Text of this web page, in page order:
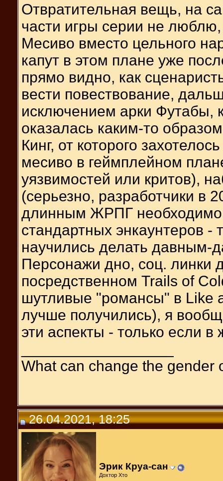
Отвратительная вещь, на
части игры серии не
Месиво вместо цельного
капут в этом плане уже
прямо видно, как
вести повествование,
исключением арки Футабы,
оказалась каким-то
Кинг, от которого
месиво в геймплейном
уязвимостей или критов),
(серьезно, разработчики в
длинным ЖРПГ
стандартных энкаунтеров -
научились делать давным-
Персонажи дно, соц. линки
посредственном Trails of
шутливые "романсы" в Like
лучше получились), я
эти аспекты - только если в
What can change the gender
26.04.2021, 18:25
Эрик Круа-сан
Дохтор Хто